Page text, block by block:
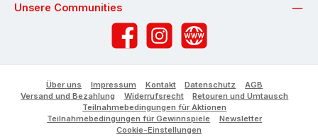
Unsere Communities
FacebookInstagramWebsite
Über uns Impressum Kontakt Datenschutz
AGB
Versand und Bezahlung
Widerrufsrecht
Retouren und Umtausch
Teilnahmebedingungen für Aktionen
Teilnahmebedingungen für Gewinnspiele
Newsletter
Cookie-Einstellungen